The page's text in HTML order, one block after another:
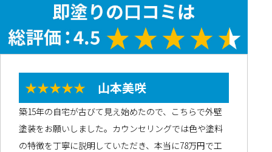
★★★★★ 山本美咲
築15年の自宅が古びて見え始めたので、こちらで外壁
塗装をお願いしました。カウンセリングでは色や塗料
の特徴を丁寧に説明していただき、本当に78万円で工